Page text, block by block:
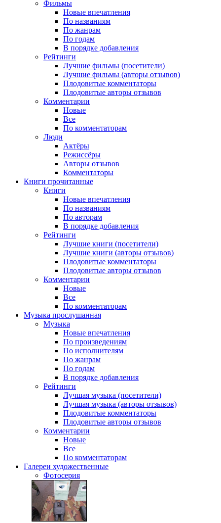
Фильмы
Новые впечатления
По названиям
По жанрам
По годам
В порядке добавления
Рейтинги
Лучшие фильмы (посетители)
Лучшие фильмы (авторы отзывов)
Плодовитые комментаторы
Плодовитые авторы отзывов
Комментарии
Новые
Все
По комментаторам
Люди
Актёры
Режиссёры
Авторы отзывов
Комментаторы
Книги прочитанные
Книги
Новые впечатления
По названиям
По авторам
В порядке добавления
Рейтинги
Лучшие книги (посетители)
Лучшие книги (авторы отзывов)
Плодовитые комментаторы
Плодовитые авторы отзывов
Комментарии
Новые
Все
По комментаторам
Музыка прослушанная
Музыка
Новые впечатления
По произведениям
По исполнителям
По жанрам
По годам
В порядке добавления
Рейтинги
Лучшая музыка (посетители)
Лучшая музыка (авторы отзывов)
Плодовитые комментаторы
Плодовитые авторы отзывов
Комментарии
Новые
Все
По комментаторам
Галереи художественные
Фотосерия